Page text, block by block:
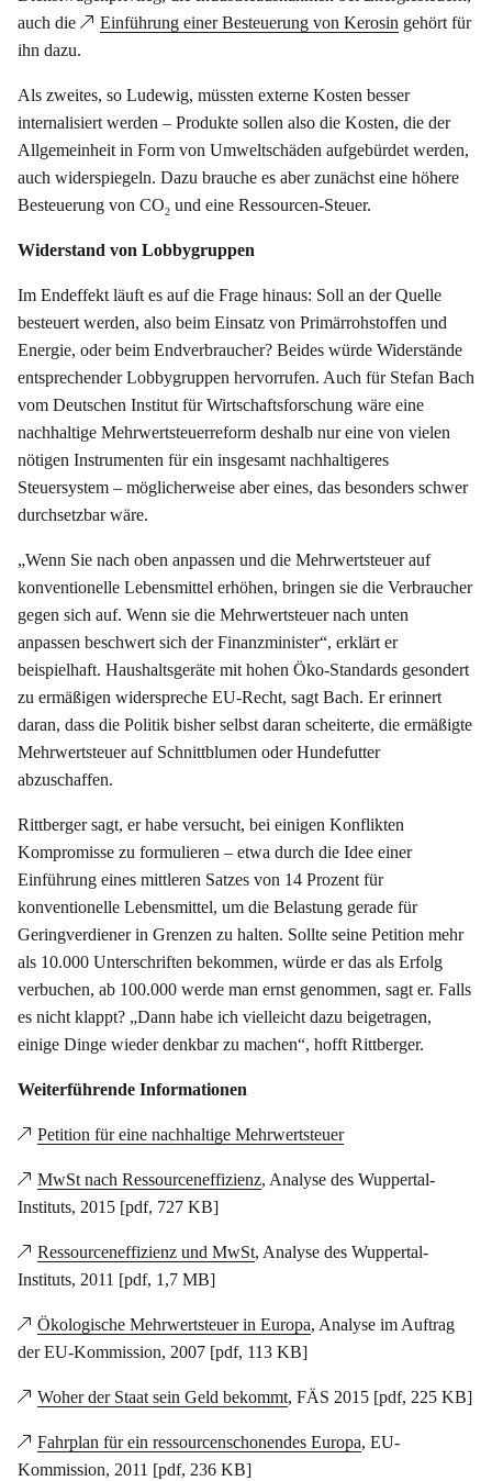
auch die
Einführung einer Besteuerung von Kerosin gehört für
ihn dazu.
Als zweites, so Ludewig, müssten externe Kosten besser
internalisiert werden – Produkte sollen also die Kosten, die der
Allgemeinheit in Form von Umweltschäden aufgebürdet werden,
auch widerspiegeln. Dazu brauche es aber zunächst eine höhere
Besteuerung von CO2 und eine Ressourcen-Steuer.
Widerstand von Lobbygruppen
Im Endeffekt läuft es auf die Frage hinaus: Soll an der Quelle
besteuert werden, also beim Einsatz von Primärrohstoffen und
Energie, oder beim Endverbraucher? Beides würde Widerstände
entsprechender Lobbygruppen hervorrufen. Auch für Stefan Bach
vom Deutschen Institut für Wirtschaftsforschung wäre eine
nachhaltige Mehrwertsteuerreform deshalb nur eine von vielen
nötigen Instrumenten für ein insgesamt nachhaltigeres
Steuersystem – möglicherweise aber eines, das besonders schwer
durchsetzbar wäre.
„Wenn Sie nach oben anpassen und die Mehrwertsteuer auf
konventionelle Lebensmittel erhöhen, bringen sie die Verbraucher
gegen sich auf. Wenn sie die Mehrwertsteuer nach unten
anpassen beschwert sich der Finanzminister“, erklärt er
beispielhaft. Haushaltsgeräte mit hohen Öko-Standards gesondert
zu ermäßigen widerspreche EU-Recht, sagt Bach. Er erinnert
daran, dass die Politik bisher selbst daran scheiterte, die ermäßigte
Mehrwertsteuer auf Schnittblumen oder Hundefutter
abzuschaffen.
Rittberger sagt, er habe versucht, bei einigen Konflikten
Kompromisse zu formulieren – etwa durch die Idee einer
Einführung eines mittleren Satzes von 14 Prozent für
konventionelle Lebensmittel, um die Belastung gerade für
Geringverdiener in Grenzen zu halten. Sollte seine Petition mehr
als 10.000 Unterschriften bekommen, würde er das als Erfolg
verbuchen, ab 100.000 werde man ernst genommen, sagt er. Falls
es nicht klappt? „Dann habe ich vielleicht dazu beigetragen,
einige Dinge wieder denkbar zu machen“, hofft Rittberger.
Weiterführende Informationen
Petition für eine nachhaltige Mehrwertsteuer
MwSt nach Ressourceneffizienz, Analyse des Wuppertal-
Instituts, 2015 [pdf, 727 KB]
Ressourceneffizienz und MwSt, Analyse des Wuppertal-
Instituts, 2011 [pdf, 1,7 MB]
Ökologische Mehrwertsteuer in Europa, Analyse im Auftrag
der EU-Kommission, 2007 [pdf, 113 KB]
Woher der Staat sein Geld bekommt, FÄS 2015 [pdf, 225 KB]
Fahrplan für ein ressourcenschonendes Europa, EU-
Kommission, 2011 [pdf, 236 KB]